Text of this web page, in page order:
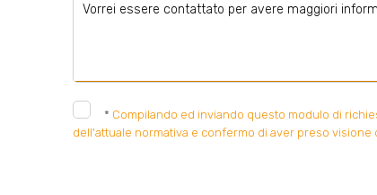
* Compilando ed inviando questo modulo di
dell'attuale normativa e confermo di aver preso visione